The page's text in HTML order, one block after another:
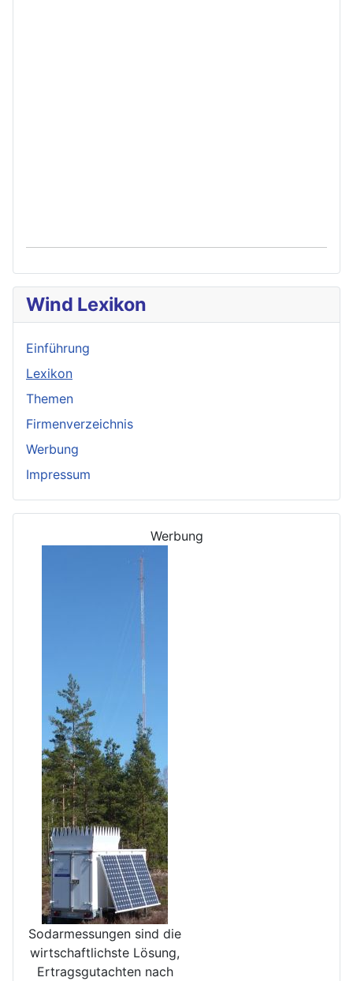
Wind Lexikon
Einführung
Lexikon
Themen
Firmenverzeichnis
Werbung
Impressum
Werbung
Sodarmessungen sind die
wirt­schaftlichste Lösung,
Ertrags­gutachten nach